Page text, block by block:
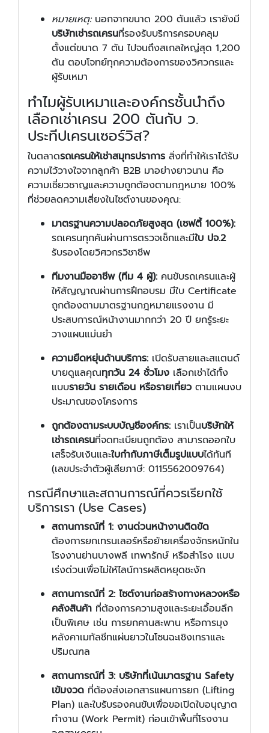
หมายเหตุ:นอกจากขนาด 200 ตันแล้ว เรายังมี
บริษัทเช่ารถเครนที่รองรับบริการครอบคลุม
ตั้งแต่ขนาด 7 ตัน ไปจนถึงสเกลใหญ่สุด 1,200
ตัน ตอบโจทย์ทุกความต้องการของวิศวกรและ
ผู้รับเหมา
ทำไมผู้รับเหมาและองค์กรชั้นนำถึง
เลือกเช่าเครน 200 ตันกับ ว.
ประทีปเครนเซอร์วิส?
ในตลาดรถเครนให้เช่าสมุทรปราการ สิ่งที่ทำให้เราได้รับ
ความไว้วางใจจากลูกค้า B2B มาอย่างยาวนาน คือ
ความเชี่ยวชาญและความถูกต้องตามกฎหมาย 100%
ที่ช่วยลดความเสี่ยงในไซต์งานของคุณ:
มาตรฐานความปลอดภัยสูงสุด (เซฟตี้ 100%):
รถเครนทุกคันผ่านการตรวจเช็กและมีใบ ปจ.2
รับรองโดยวิศวกรวิชาชีพ
ทีมงานมืออาชีพ (ทีม 4 ผู้): คนขับรถเครนและผู้
ให้สัญญาณผ่านการฝึกอบรม มีใบ Certificate
ถูกต้องตามมาตรฐานกฎหมายแรงงาน มี
ประสบการณ์หน้างานมากกว่า 20 ปี ยกรู้ระยะ
วางแผนแม่นยำ
ความยืดหยุ่นด้านบริการ: เปิดรับสายและสแตนด์
บายดูแลคุณทุกวัน 24 ชั่วโมง เลือกเช่าได้ทั้ง
แบบรายวัน รายเดือน หรือรายเที่ยวตามแผนงบ
ประมาณของโครงการ
ถูกต้องตามระบบบัญชีองค์กร: เราเป็นบริษัทให้
เช่ารถเครนที่จดทะเบียนถูกต้อง สามารถออกใบ
เสร็จรับเงินและใบกำกับภาษีเต็มรูปแบบได้ทันที
(เลขประจำตัวผู้เสียภาษี: 0115562009764)
กรณีศึกษาและสถานการณ์ที่ควรเรียกใช้
บริการเรา (Use Cases)
สถานการณ์ที่ 1: งานด่วนหน้างานติดขัด
ต้องการยกเทรนเลอร์หรือย้ายเครื่องจักรหนักใน
โรงงานย่านบางพลี เทพารักษ์ หรือสำโรง แบบ
เร่งด่วนเพื่อไม่ให้ไลน์การผลิตหยุดชะงัก
สถานการณ์ที่ 2: ไซต์งานก่อสร้างทางหลวงหรือ
คลังสินค้า ที่ต้องการความสูงและระยะเอื้อมลึก
เป็นพิเศษ เช่น การยกคานสะพาน หรือการมุง
หลังคาเมทัลชีทแผ่นยาวในโซนฉะเชิงเทราและ
ปริมณฑล
สถานการณ์ที่ 3: บริษัทที่เน้นมาตรฐาน Safety
เข้มงวด ที่ต้องส่งเอกสารแผนการยก (Lifting
Plan) และใบรับรองคนขับเพื่อขอเปิดใบอนุญาต
ทำงาน (Work Permit) ก่อนเข้าพื้นที่โรงงาน